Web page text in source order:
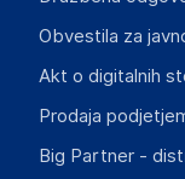
Mary
The
Slike o
Obvestila za
Akt o digitalnih
Prodaja
Big Partner -